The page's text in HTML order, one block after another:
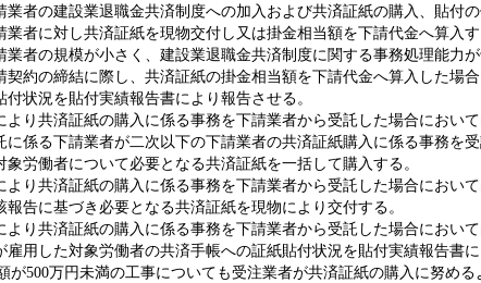
者の建設業退職金共済制度への加入および共済証紙の購入、貼付の
者に対し共済証紙を現物交付し又は掛金相当額を下請代金へ算入す
者の規模が小さく、建設業退職金共済制度に関する事務処理能力
約の締結に際し、共済証紙の掛金相当額を下請代金へ算入した場
付状況を貼付実績報告書により報告させる。
り共済証紙の購入に係る事務を下請業者から受託した場合におい
に係る下請業者が二次以下の下請業者の共済証紙購入に係る事務
象労働者について必要となる共済証紙を一括して購入する。
り共済証紙の購入に係る事務を下請業者から受託した場合におい
報告に基づき必要となる共済証紙を現物により交付する。
り共済証紙の購入に係る事務を下請業者から受託した場合におい
雇用した対象労働者の共済手帳への証紙貼付状況を貼付実績報告書に
が500万円未満の工事についても受注業者が共済証紙の購入に努める